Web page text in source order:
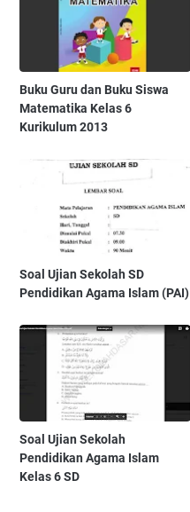
Buku Guru dan Buku Siswa
Matematika Kelas 6
Kurikulum 2013
Soal Ujian Sekolah SD
Pendidikan Agama Islam (PAI)
Soal Ujian Sekolah
Pendidikan Agama Islam
Kelas 6 SD